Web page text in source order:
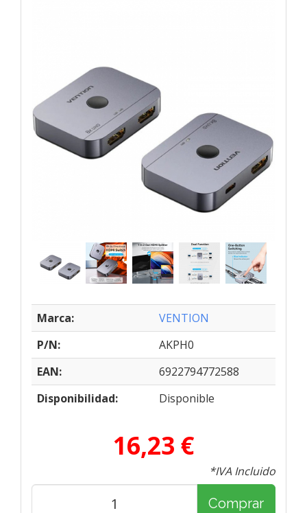
Marca:
VENTION
P/N:
AKPH0
EAN:
6922794772588
Disponibilidad:
Disponible
16,23 €
*IVA Incluido
Comprar